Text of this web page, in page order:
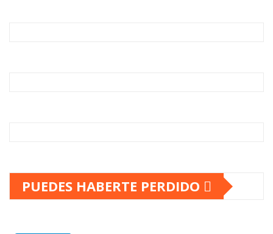
PUEDES HABERTE PERDIDO